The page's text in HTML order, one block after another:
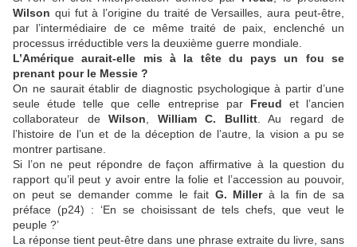
Wilson qui fut à l’origine du traité de Versailles, aura peut-être,
par l’intermédiaire de ce même traité de paix, enclenché un
processus irréductible vers la deuxième guerre mondiale.
L’Amérique aurait-elle mis à la tête du pays un fou se
prenant pour le Messie ?
On ne saurait établir de diagnostic psychologique à partir d’une
seule étude telle que celle entreprise par Freud et l’ancien
collaborateur de Wilson William C. Bullitt. Au regard de
l’histoire de l’un et de la déception de l’autre, la vision a pu se
montrer partisane.
Si l’on ne peut répondre de façon affirmative à la question du
rapport qu’il peut y avoir entre la folie et l’accession au pouvoir,
on peut se demander comme le fait G. Millerà la fin de sa
préface (p24) : ‘En se choisissant de tels chefs, que veut le
peuple ?’
La réponse tient peut-être dans une phrase extraite du livre, sans